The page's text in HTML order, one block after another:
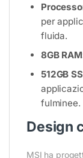
per
fluida.
8GB
512GB
fulminee.
Design
MSI ha